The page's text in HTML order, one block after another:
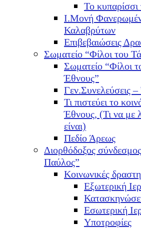
Το
Ι.Μονή
Καλαβρύτων
Επιβεβαιώσεις
Σωματείο “Φίλοι του
Σωματείο “Φίλοι
Έθνους”
Γεν.Συνελεύσεις
Τι πιστεύει το
Έθνους, (Τι να με
είναι)
Πεδίο Άρεως
Διορθόδοξος
Παύλος”
Κοινωνικές
Εξωτερική
Εσωτερική
Υποτροφίες